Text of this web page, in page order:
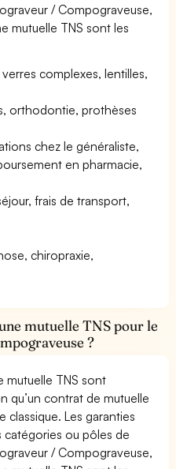
/ Compograveuse,
mutuelle TNS sont les
complexes, lentilles,
orthodontie, prothèses
chez le généraliste,
en pharmacie,
frais de transport,
chiropraxie,
mutuelle TNS pour le
?
mutuelle TNS sont
qu’un contrat de mutuelle
classique. Les garanties
catégories ou pôles de
/ Compograveuse,